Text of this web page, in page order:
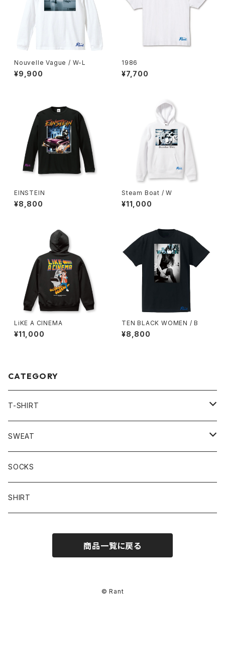
Nouvelle Vague / W-L
¥9,900
1986
¥7,700
EINSTEIN
¥8,800
Steam Boat / W
¥11,000
LiKE A CINEMA
¥11,000
TEN BLACK WOMEN / B
¥8,800
CATEGORY
T-SHIRT
LONG SLEEVE
SWEAT
HOODIE
SWEAT-SHIRT
SOCKS
SHIRT
商品一覧に戻る
© Rant